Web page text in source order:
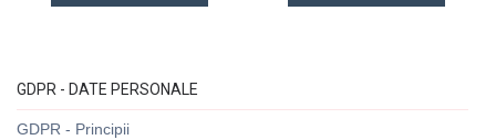
GDPR - DATE PERSONALE
GDPR - Principii